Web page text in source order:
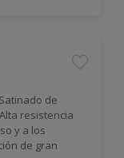
de
resistencia
y a los
de gran